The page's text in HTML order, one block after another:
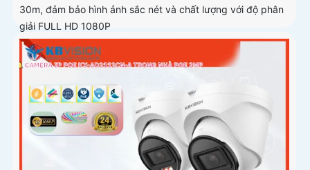
30m, đảm bảo hình ảnh sắc nét và chất lượng với độ phân
giải FULL HD 1080P